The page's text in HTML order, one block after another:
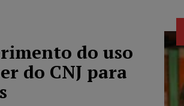
do uso
do CNJ para